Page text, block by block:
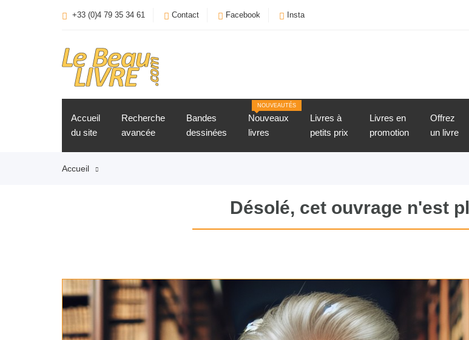
+33 (0)4 79 35 34 61 Contact Facebook Insta
Accueil
du site
Recherche
avancée
Bandes
dessinées
Nouveaux
livres
NOUVEAUTÉS
Livres à
petits prix
Livres en
promotion
Offrez
un livre
Accueil
Désolé, cet ouvrage n'est